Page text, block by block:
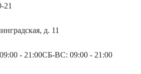
21
д. 11
- 21:00СБ-ВС: 09:00 - 21:00